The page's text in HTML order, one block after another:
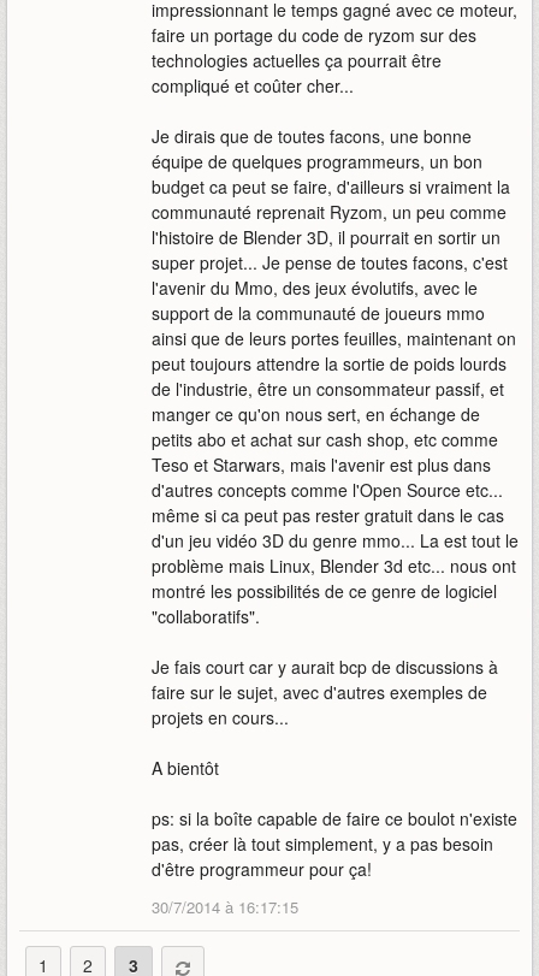
impressionnant le temps gagné avec ce moteur,
faire un portage du code de ryzom sur des
technologies actuelles ça pourrait être
compliqué et coûter cher...
Je dirais que de toutes facons, une bonne
équipe de quelques programmeurs, un bon
budget ca peut se faire, d'ailleurs si vraiment la
communauté reprenait Ryzom, un peu comme
l'histoire de Blender 3D, il pourrait en sortir un
super projet... Je pense de toutes facons, c'est
l'avenir du Mmo, des jeux évolutifs, avec le
support de la communauté de joueurs mmo
ainsi que de leurs portes feuilles, maintenant on
peut toujours attendre la sortie de poids lourds
de l'industrie, être un consommateur passif, et
manger ce qu'on nous sert, en échange de
petits abo et achat sur cash shop, etc comme
Teso et Starwars, mais l'avenir est plus dans
d'autres concepts comme l'Open Source etc...
même si ca peut pas rester gratuit dans le cas
d'un jeu vidéo 3D du genre mmo... La est tout le
problème mais Linux, Blender 3d etc... nous ont
montré les possibilités de ce genre de logiciel
"collaboratifs".
Je fais court car y aurait bcp de discussions à
faire sur le sujet, avec d'autres exemples de
projets en cours...
A bientôt
ps: si la boîte capable de faire ce boulot n'existe
pas, créer là tout simplement, y a pas besoin
d'être programmeur pour ça!
30/7/2014 à 16:17:15
1 2 3